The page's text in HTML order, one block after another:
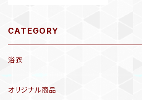
CATEGORY
浴衣
オリジナル商品